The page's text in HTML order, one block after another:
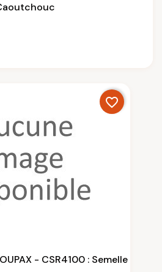
- CSR4100 : Semelle
favorite_border